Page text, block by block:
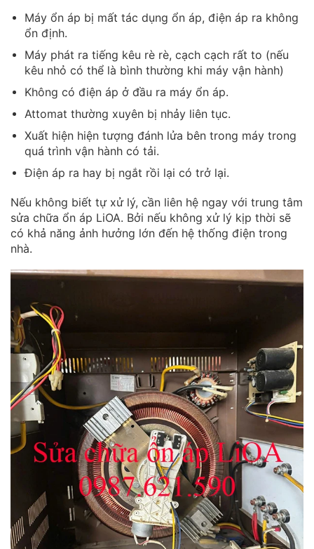
Máy ổn áp bị mất tác dụng ổn áp, điện áp ra không
ổn định.
Máy phát ra tiếng kêu rè rè, cạch cạch rất to (nếu
kêu nhỏ có thể là bình thường khi máy vận hành)
Không có điện áp ở đầu ra máy ổn áp.
Attomat thường xuyên bị nhảy liên tục.
Xuất hiện hiện tượng đánh lửa bên trong máy trong
quá trình vận hành có tải.
Điện áp ra hay bị ngắt rồi lại có trở lại.
Nếu không biết tự xử lý, cần liên hệ ngay với trung tâm
sửa chữa ổn áp LiOA. Bởi nếu không xử lý kịp thời sẽ
có khả năng ảnh hưởng lớn đến hệ thống điện trong
nhà.